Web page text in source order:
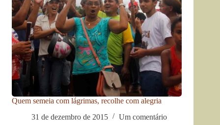
Quem semeia com lágrimas, recolhe com alegria
31 de dezembro de 2015
Um comentário